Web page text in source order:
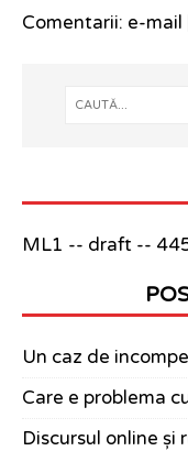
Comentarii: e-mail
ML1 -- draft --
Un caz de
Care e problema
Discursul online și